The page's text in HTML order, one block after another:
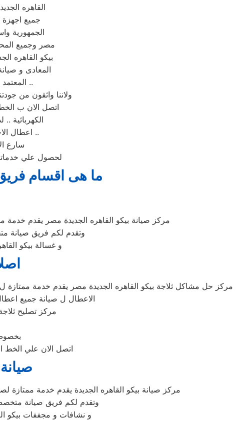
القاهره
جميع اجهزة
الجمهورية
مصر وجميع
بيكو القاهره
المعادى و
المعتمد نقدم قطع غيار اصلية لشركة (بيكو القاهره الجديدة مصر) المعتمدة ..
ولاننا واثقون من
.. اتصل الان ب الخط الساخن 01220261030 لطلب خدمة
الكهربائية
اعطال الاجهزة وافضل اسطول للسيارات فالسيارات مجهزة لنقل جميع الاجهزة ..
سارع
لحصول علي
ما هى اقسام
مركز صيانة بيكو القاهره الجديدة مصر يقدم خدمة
وتقدم لكم فريق صيانة
و غسالة بيكو
مركز حل مشاكل ثلاجة بيكو القاهره الجديدة مصر يقدم خدمة
الاعطال ل صيانة جميع
مركز تصليح
اتصل الان علي الخط
مركز صيانة بيكو القاهره الجديدة يقدم خدمة ممتازة
وتقدم لكم فريق صيانة
و نشافات و مجففات بيكو